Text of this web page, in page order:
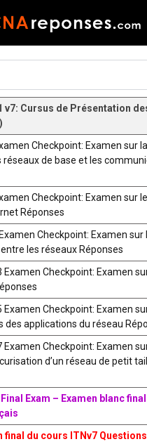
v7: Cursus de Présentation
Checkpoint: Examen sur la
de base et les
Checkpoint: Examen sur
Réponses
Checkpoint: Examen sur
les réseaux Réponses
Examen Checkpoint: Examen
Examen Checkpoint: Examen
des applications du réseau
Examen Checkpoint: Examen
d’un réseau de petit
Exam – Examen blanc final
final du cours ITNv7